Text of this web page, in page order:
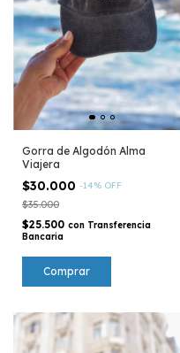
Gorra de Algodón Alma
Viajera
$30.000 -14% OFF
$35.000
$25.500 con Transferencia
Bancaria